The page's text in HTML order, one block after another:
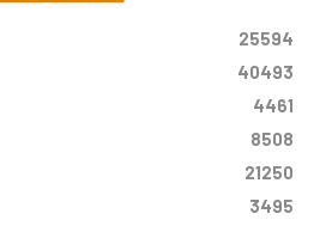
25594
40493
4461
8508
21250
3495